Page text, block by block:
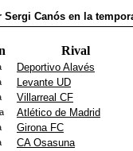
Canós en la
Rival
Deportivo Alavés
Levante UD
Villarreal CF
Atlético de Madrid
Girona FC
CA Osasuna